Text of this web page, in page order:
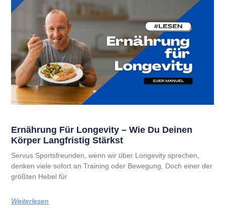
Ernährung Für Longevity – Wie Du Deinen
Körper Langfristig Stärkst
Servus Sportsfreunden, wenn wir über Longevity sprechen,
denken viele sofort an Training oder Bewegung. Doch einer der
größten Hebel für
Weiterlesen